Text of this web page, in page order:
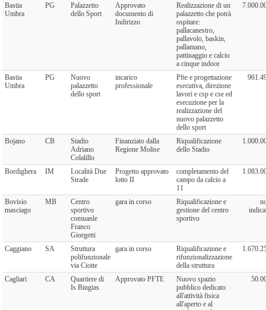
Bastia
Umbra
PG
Palazzetto
dello Sport
Approvato
documento di
Indirizzo
Realizzazione di un
palazzetto che potrà
ospitare:
pallacanestro,
pallavolo, baskin,
pallamano,
pattinaggio e calcio
a cinque indoor
Bastia
Umbra
PG
Nuovo
palazzetto
dello sport
incarico
professionale
Pfte e progettazione
esecutiva, direzione
lavori e csp e cse ed
esecuzione per la
realizzazione del
nuovo palazzetto
dello sport
Bojano CB
Stadio
Adriano
Colalillo
Finanziato dalla
Regione Molise
Riqualificazione
dello Stadio
Bordighera IM
Località Due
Strade
Progetto approvato
lotto II
completamento del
campo da calcio a
11
Bovisio
masciago
MB
Centro
sportivo
comuanle
Franco
Giorgetti
gara in corso
Riqualificazione e
gestione del centro
sportivo
Caggiano SA
Struttura
polifunzionale
via Ciotte
gara in corso
Riqualificazione e
rifunzionalizzazione
della struttura
Cagliari CA
Quartiere di
Is Bingias
Approvato PFTE
Nuovo spazio
pubblico dedicato
all'attività fisica
all'aperto e al